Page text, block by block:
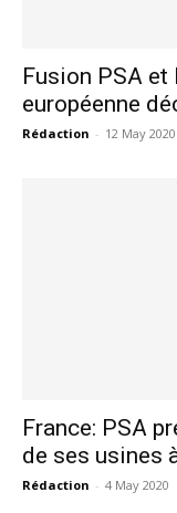
Fusion PSA
européenne
Rédaction - 12 May 2020
France: PSA
de ses usines
Rédaction - 4 May 2020